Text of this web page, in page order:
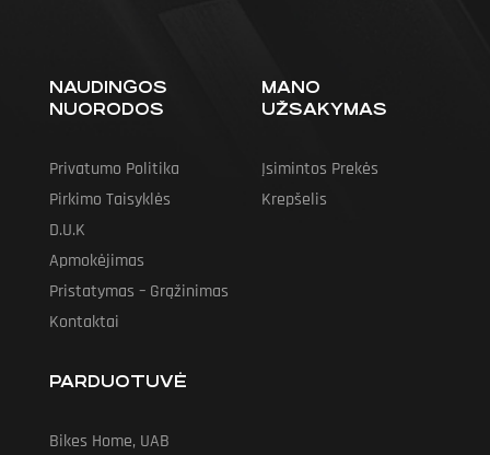
NAUDINGOS
NUORODOS
Privatumo Politika
Pirkimo Taisyklės
D.U.K
Apmokėjimas
Pristatymas – Grąžinimas
Kontaktai
MANO
UŽSAKYMAS
Įsimintos Prekės
Krepšelis
PARDUOTUVĖ
Bikes Home, UAB